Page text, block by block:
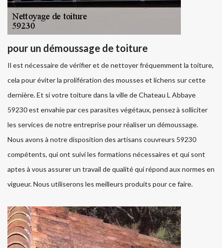
pour un démoussage de toiture
Il est nécessaire de vérifier et de nettoyer fréquemment la toiture,
cela pour éviter la prolifération des mousses et lichens sur cette
dernière. Et si votre toiture dans la ville de Chateau L Abbaye
59230 est envahie par ces parasites végétaux, pensez à solliciter
les services de notre entreprise pour réaliser un démoussage.
Nous avons à notre disposition des artisans couvreurs 59230
compétents, qui ont suivi les formations nécessaires et qui sont
aptes à vous assurer un travail de qualité qui répond aux normes en
vigueur. Nous utiliserons les meilleurs produits pour ce faire.